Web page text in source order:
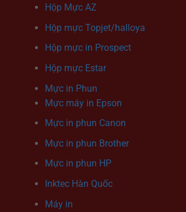
Hộp Mực AZ
Hộp mực Topjet/halloya
Hộp mực in Prospect
Hộp mực Estar
Mực in Phun
Mực máy in Epson
Mực in phun Canon
Mực in phun Brother
Mực in phun HP
Inktec Hàn Quốc
Máy in